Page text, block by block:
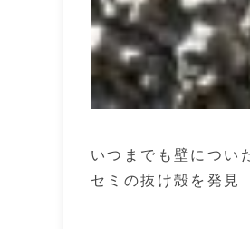
いつまでも壁につい
セミの抜け殻を発見